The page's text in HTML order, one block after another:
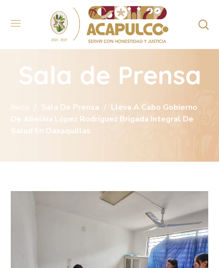
Sala de Prensa
Inicio Sala De Prensa
Lleva A Cabo Gobierno
De Abelina López Rodríguez Brigada Integral De
Salud En Oaxaquillas